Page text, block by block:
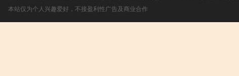
本站仅为个人兴趣爱好，不接盈利性广告及商业合作